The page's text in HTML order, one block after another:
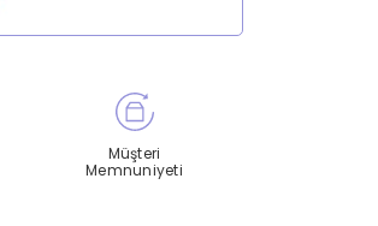
Müşteri
Memnuniyeti